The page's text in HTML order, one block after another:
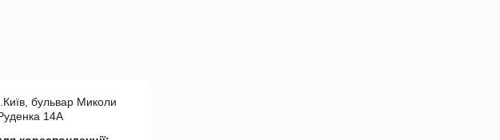
бульвар Миколи
14А